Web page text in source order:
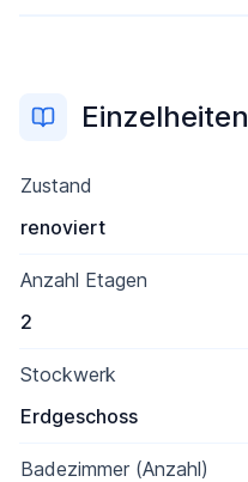
Einzelheiten
Zustand
renoviert
Anzahl Etagen
2
Stockwerk
Erdgeschoss
Badezimmer (Anzahl)